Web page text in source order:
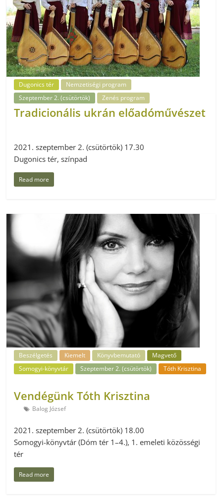
Dugonics tér
Nemzetiségi program
Szeptember 2. (csütörtök)
Zenés program
Tradicionális ukrán előadóművészet
2021. szeptember 2. (csütörtök) 17.30
Dugonics tér, színpad
Read more
Beszélgetés Kiemelt Könyvbemutató
Magvető
Somogyi-könyvtár
Szeptember 2. (csütörtök) Tóth Krisztina
Vendégünk Tóth Krisztina
Balog József
2021. szeptember 2. (csütörtök) 18.00
Somogyi-könyvtár (Dóm tér 1–4.), 1. emeleti közösségi
tér
Read more